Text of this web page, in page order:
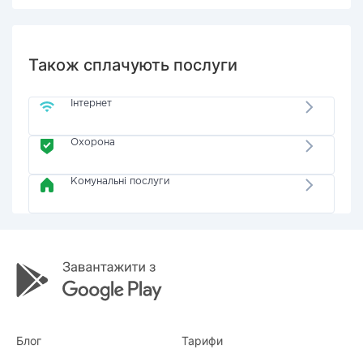
Також сплачують послуги
Інтернет
Охорона
Комунальні послуги
Блог Тарифи